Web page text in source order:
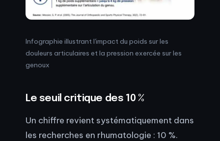
Infographie illustrant l'impact du poids sur les
douleurs articulaires et la pression exercée sur les
genoux
Le seuil critique des 10 %
Un chiffre revient systématiquement dans
les recherches en rhumatologie : 10 %.